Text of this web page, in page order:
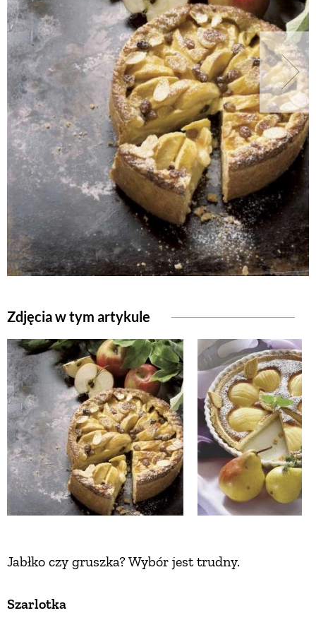
Zdjęcia w tym artykule
Jabłko czy gruszka? Wybór jest trudny.
Szarlotka